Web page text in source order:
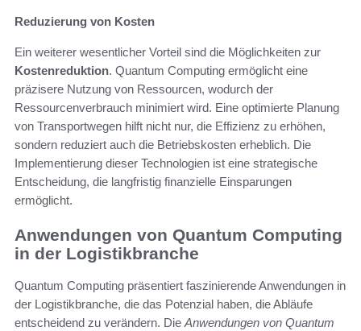
Reduzierung von Kosten
Ein weiterer wesentlicher Vorteil sind die Möglichkeiten zur
Kostenreduktion. Quantum Computing ermöglicht eine
präzisere Nutzung von Ressourcen, wodurch der
Ressourcenverbrauch minimiert wird. Eine optimierte Planung
von Transportwegen hilft nicht nur, die Effizienz zu erhöhen,
sondern reduziert auch die Betriebskosten erheblich. Die
Implementierung dieser Technologien ist eine strategische
Entscheidung, die langfristig finanzielle Einsparungen
ermöglicht.
Anwendungen von Quantum Computing
in der Logistikbranche
Quantum Computing präsentiert faszinierende Anwendungen in
der Logistikbranche, die das Potenzial haben, die Abläufe
entscheidend zu verändern. Die Anwendungen von Quantum